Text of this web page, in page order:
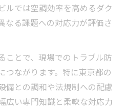
ルでは空調効率を高めるダク
なる課題への対応力が評価さ
ことで、現場でのトラブル防
つながります。特に東京都の
備との調和や法規制への配慮
広い専門知識と柔軟な対応力